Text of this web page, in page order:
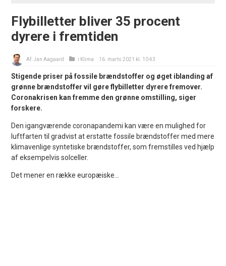
Flybilletter bliver 35 procent
dyrere i fremtiden
Af:Jan Aagaard i Klima 16. marts 2021 kl. 10:43
Stigende priser på fossile brændstoffer og øget iblanding af
grønne brændstoffer vil gøre flybilletter dyrere fremover.
Coronakrisen kan fremme den grønne omstilling, siger
forskere.
Den igangværende coronapandemi kan være en mulighed for
luftfarten til gradvist at erstatte fossile brændstoffer med mere
klimavenlige syntetiske brændstoffer, som fremstilles ved hjælp
af eksempelvis solceller.
Det mener en række europæiske...